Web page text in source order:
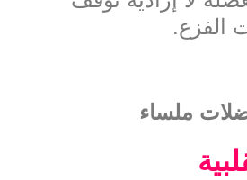
الفزع.
ملساء